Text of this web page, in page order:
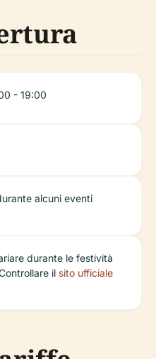
- 19:00
alcuni eventi
durante le festività
il sito ufficiale